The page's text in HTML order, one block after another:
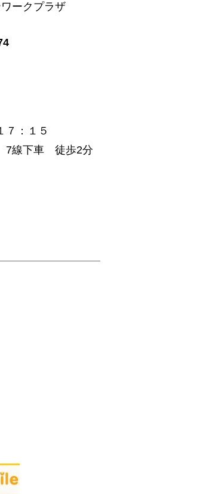
ークプラザ
：１５
7線下車 徒歩2分